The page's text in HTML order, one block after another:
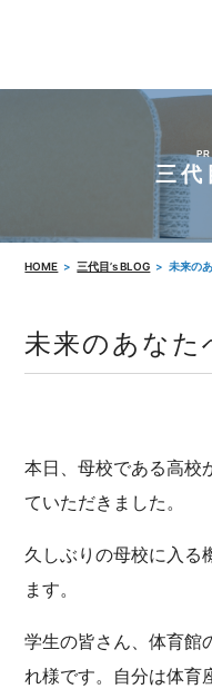
三
HOME 三代目’s BLOG 未来の
未来のあなた
本日、母校である高校
ていただきました。
久しぶりの母校に入る
ます。
学生の皆さん、体育館
れ様です。自分は体育